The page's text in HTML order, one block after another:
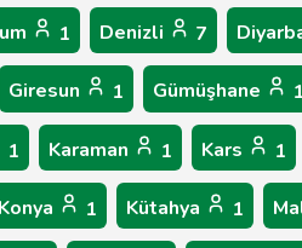
1 Denizli 7
Giresun 1 Gümüşhane 1
1 Karaman 1 Kars 1
Konya 1 Kütahya 1